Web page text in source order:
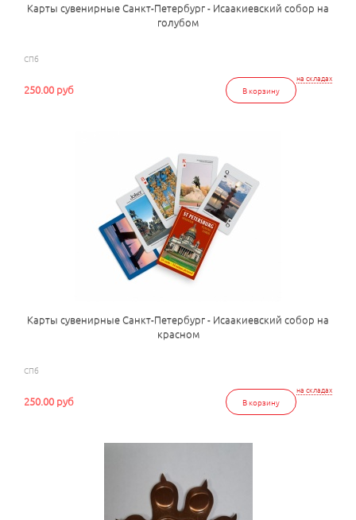
Карты сувенирные Санкт-Петербург - Исаакиевский собор на
голубом
СПб
на складах
В корзину
250.00 руб
Карты сувенирные Санкт-Петербург - Исаакиевский собор на
красном
СПб
на складах
В корзину
250.00 руб